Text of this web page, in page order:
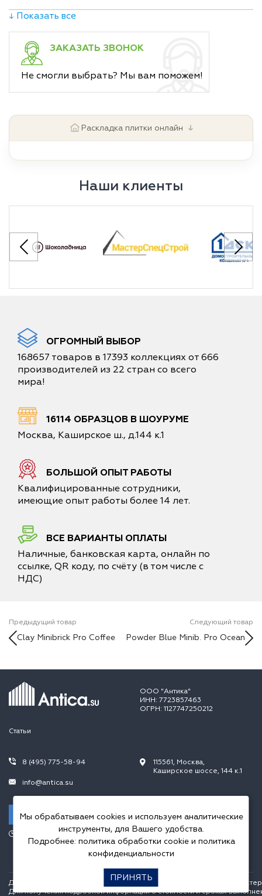
↓ Показать все
ЗАКАЗАТЬ ЗВОНОК
Не смогли выбрать? Мы вам поможем!
Раскладка плитки онлайн ↓
Наши клиенты
ОГРОМНЫЙ ВЫБОР
168657 товаров в 17393 коллекциях от 666
производителей из 22 стран со всего
мира!
16114 ОБРАЗЦОВ В ШОУРУМЕ
Москва, Каширское ш., д.144 к.1
БОЛЬШОЙ ОПЫТ РАБОТЫ
Квалифицированные сотрудники,
имеющие опыт работы более 14 лет.
ВСЕ ВАРИАНТЫ ОПЛАТЫ
Наличные, банковская карта, онлайн по
ссылке, QR коду, по счёту (в том числе с
НДС)
Предыдущий товар
Clay Minibrick Pro Coffee
Следующий товар
Powder Blue Minib. Pro Ocean
ООО "Антика"
ИНН: 7723857463
ОГРН: 1127747250212
Статьи
8 (495) 775-58-94
info@antica.su
Заказать звонок
115561, Москва,
Каширское шоссе, 144 к.1
Пн.-Пт. 10.00-20.00,
Сб.-Вс. 10.00-18.00
Данный интернет сайт носит исключительно информационный
Для получения подробной информации о стоимости и сроках
Мы обрабатываем cookies и используем аналитические
инструменты, для Вашего удобства.
Подробнее: политика обработки cookieи политика
конфиденциальности
ПРИНЯТЬ